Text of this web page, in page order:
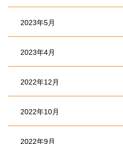
2023年5月
2023年4月
2022年12月
2022年10月
2022年9月